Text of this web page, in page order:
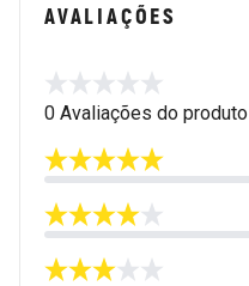
AVALIAÇÕES
0 Avaliações do produto